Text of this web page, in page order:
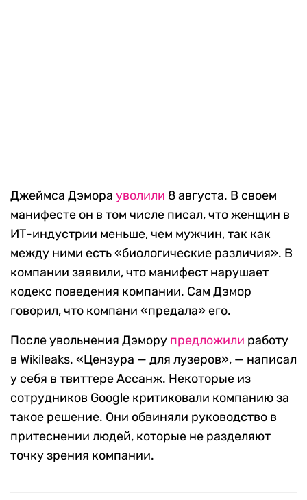
Джеймса Дэмора уволили 8 августа. В своем
манифесте он в том числе писал, что женщин в
ИТ-индустрии меньше, чем мужчин, так как
между ними есть «биологические различия». В
компании заявили, что манифест нарушает
кодекс поведения компании. Сам Дэмор
говорил, что компани «предала» его.
После увольнения Дэмору предложили работу
в Wikileaks. «Цензура — для лузеров», — написал
у себя в твиттере Ассанж. Некоторые из
сотрудников Google критиковали компанию за
такое решение. Они обвиняли руководство в
притеснении людей, которые не разделяют
точку зрения компании.